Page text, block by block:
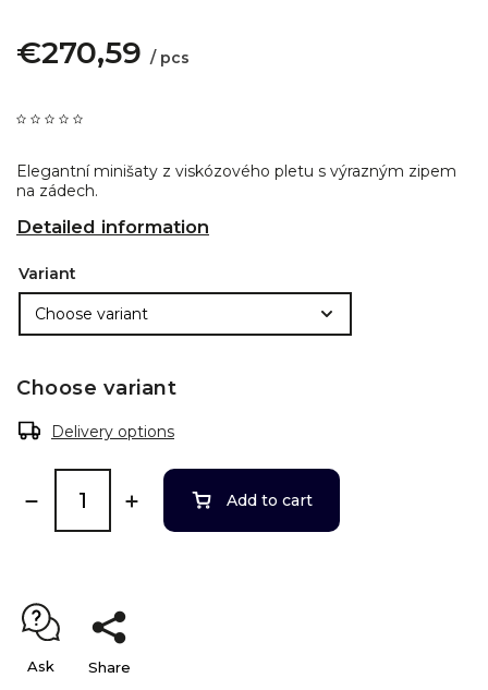
€270,59 / pcs
Elegantní minišaty z viskózového pletu s výrazným zipem
na zádech.
Detailed information
Variant
Choose variant
Delivery options
Add to cart
Ask Share